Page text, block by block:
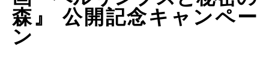
森』 公開記念キャンペー
ン